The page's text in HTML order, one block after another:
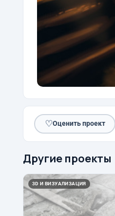
♡Оценить проект
Другие проекты
3D И ВИЗУАЛИЗАЦИЯ